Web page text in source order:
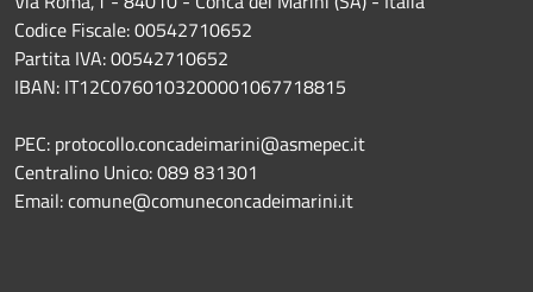
Codice Fiscale: 00542710652
Partita IVA: 00542710652
IBAN: IT12C0760103200001067718815
PEC: protocollo.concadeimarini@asmepec.it
Centralino Unico: 089 831301
Email: comune@comuneconcadeimarini.it